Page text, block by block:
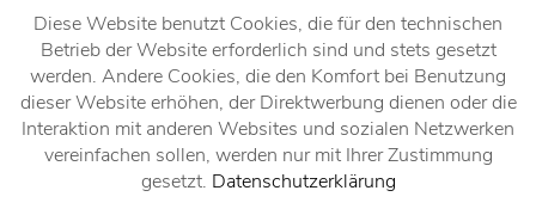
Dein Beratungstermin
Jetzt vereinbaren!
Diese Website benutzt Cookies, die für den technischen
Betrieb der Website erforderlich sind und stets gesetzt
werden. Andere Cookies, die den Komfort bei Benutzung
dieser Website erhöhen, der Direktwerbung dienen oder die
Interaktion mit anderen Websites und sozialen Netzwerken
vereinfachen sollen, werden nur mit Ihrer Zustimmung
gesetzt. Datenschutzerklärung